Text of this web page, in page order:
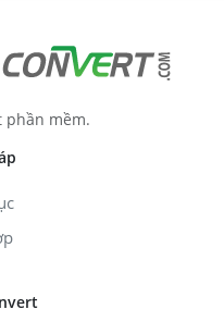
phần mềm.